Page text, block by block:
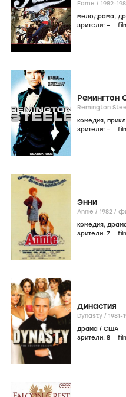
Fame / 1982-
мелодрама,
зрители: –
Ремингтон
комедия,
зрители: –
Энни
Annie / 1982 /
комедия,
зрители: 7
Династия
Dynasty / 1981-
драма / США
зрители: 8